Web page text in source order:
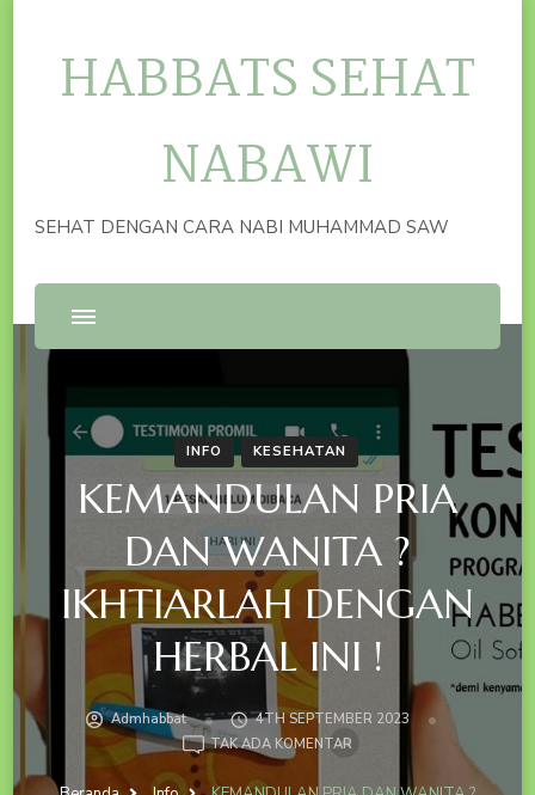
HABBATS SEHAT
NABAWI
SEHAT DENGAN CARA NABI MUHAMMAD SAW
INFO KESEHATAN
KEMANDULAN PRIA
DAN WANITA ?
IKHTIARLAH DENGAN
HERBAL INI !
Admhabbat
4TH SEPTEMBER 2023
TAK ADA KOMENTAR
PRIA